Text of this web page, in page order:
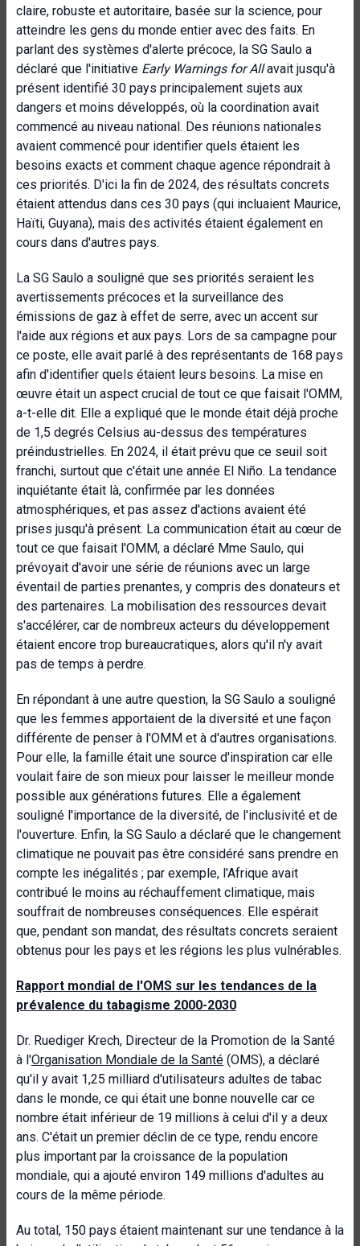
claire, robuste et autoritaire, basée sur la science, pour
atteindre les gens du monde entier avec des faits. En
parlant des systèmes d'alerte précoce, la SG Saulo a
déclaré que l'initiative Early Warnings for Allavait jusqu'à
présent identifié 30 pays principalement sujets aux
dangers et moins développés, où la coordination avait
commencé au niveau national. Des réunions nationales
avaient commencé pour identifier quels étaient les
besoins exacts et comment chaque agence répondrait à
ces priorités. D'ici la fin de 2024, des résultats concrets
étaient attendus dans ces 30 pays (qui incluaient Maurice,
Haïti, Guyana), mais des activités étaient également en
cours dans d'autres pays.
La SG Saulo a souligné que ses priorités seraient les
avertissements précoces et la surveillance des
émissions de gaz à effet de serre, avec un accent sur
l'aide aux régions et aux pays. Lors de sa campagne pour
ce poste, elle avait parlé à des représentants de 168 pays
afin d'identifier quels étaient leurs besoins. La mise en
œuvre était un aspect crucial de tout ce que faisait l'OMM,
a-t-elle dit. Elle a expliqué que le monde était déjà proche
de 1,5 degrés Celsius au-dessus des températures
préindustrielles. En 2024, il était prévu que ce seuil soit
franchi, surtout que c'était une année El Niño. La tendance
inquiétante était là, confirmée par les données
atmosphériques, et pas assez d'actions avaient été
prises jusqu'à présent. La communication était au cœur de
tout ce que faisait l'OMM, a déclaré Mme Saulo, qui
prévoyait d'avoir une série de réunions avec un large
éventail de parties prenantes, y compris des donateurs et
des partenaires. La mobilisation des ressources devait
s'accélérer, car de nombreux acteurs du développement
étaient encore trop bureaucratiques, alors qu'il n'y avait
pas de temps à perdre.
En répondant à une autre question, la SG Saulo a souligné
que les femmes apportaient de la diversité et une façon
différente de penser à l'OMM et à d'autres organisations.
Pour elle, la famille était une source d'inspiration car elle
voulait faire de son mieux pour laisser le meilleur monde
possible aux générations futures. Elle a également
souligné l'importance de la diversité, de l'inclusivité et de
l'ouverture. Enfin, la SG Saulo a déclaré que le changement
climatique ne pouvait pas être considéré sans prendre en
compte les inégalités ; par exemple, l'Afrique avait
contribué le moins au réchauffement climatique, mais
souffrait de nombreuses conséquences. Elle espérait
que, pendant son mandat, des résultats concrets seraient
obtenus pour les pays et les régions les plus vulnérables.
Rapport mondial de l'OMS sur les tendances de la
prévalence du tabagisme 2000-2030
Dr. Ruediger Krech, Directeur de la Promotion de la Santé
à l'Organisation Mondiale de la Santé (OMS), a déclaré
qu'il y avait 1,25 milliard d'utilisateurs adultes de tabac
dans le monde, ce qui était une bonne nouvelle car ce
nombre était inférieur de 19 millions à celui d'il y a deux
ans. C'était un premier déclin de ce type, rendu encore
plus important par la croissance de la population
mondiale, qui a ajouté environ 149 millions d'adultes au
cours de la même période.
Au total, 150 pays étaient maintenant sur une tendance à la